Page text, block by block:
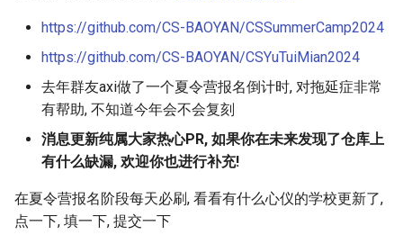
https://github.com/CS-BAOYAN/CSSummerCamp2024
https://github.com/CS-BAOYAN/CSYuTuiMian2024
去年群友axi做了一个夏令营报名倒计时, 对拖延症非常
有帮助, 不知道今年会不会复刻
消息更新纯属大家热心PR, 如果你在未来发现了仓库上
有什么缺漏, 欢迎你也进行补充!
在夏令营报名阶段每天必刷, 看看有什么心仪的学校更新了,
点一下, 填一下, 提交一下